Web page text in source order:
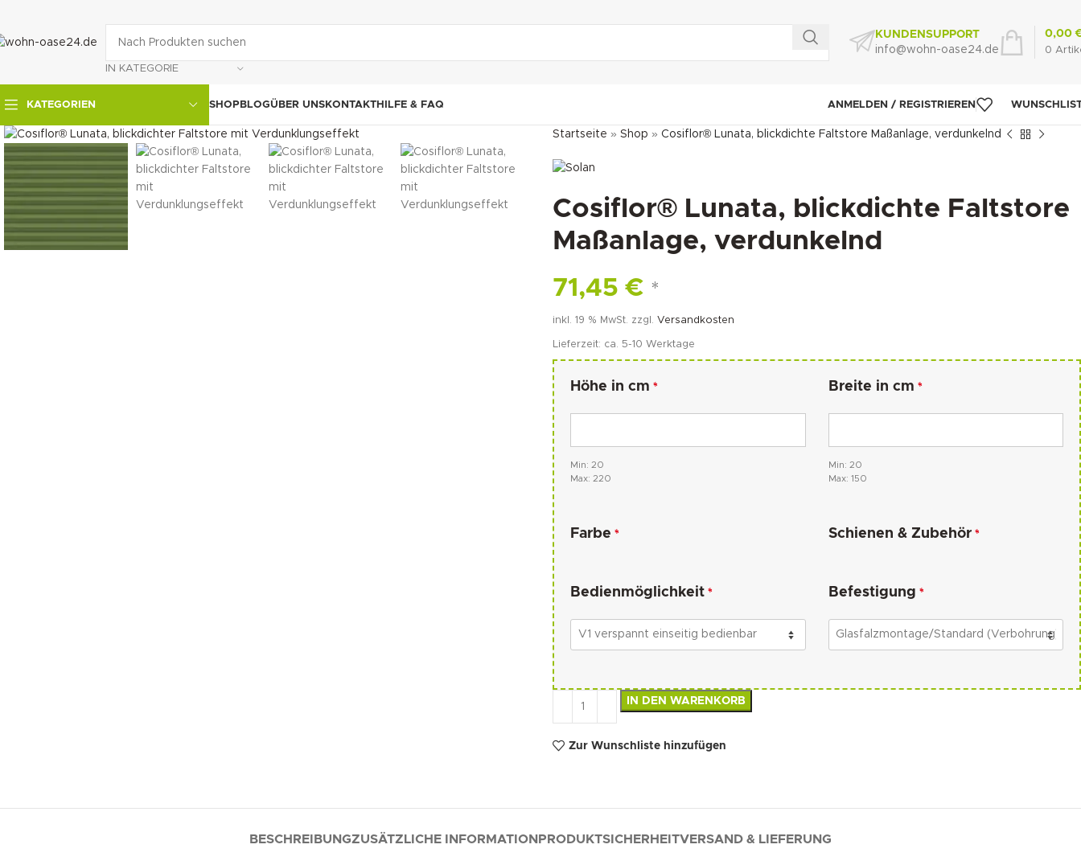
IN KATEGORIE
KUNDENSUPPORT
info@wohn-oase24.de
0
0,00
KATEGORIEN SHOPBLOGÜBER UNSKONTAKTHILFE & FAQ ANMELDEN / REGISTRIEREN
klicken um zu vergrößern
Startseite » Shop » Cosiflor® Lunata, blickdichte Faltstore Maßanlage, verdunkelnd
Cosiflor® Lunata, blickdichte Faltstore
Maßanlage, verdunkelnd
71,45€ *
inkl. 19 % MwSt. zzgl. Versandkosten
Lieferzeit: ca. 5-10 Werktage
Höhe in cm *
Min: 20
Max: 220
Breite in cm *
Min: 20
Max: 150
Farbe * Schienen & Zubehör*
Bedienmöglichkeit * Befestigung *
IN DEN WARENKORB
Zur Wunschliste hinzufügen
BESCHREIBUNGZUSÄTZLICHE INFORMATION PRODUKTSICHERHEITVERSAND & LIEFERUNG